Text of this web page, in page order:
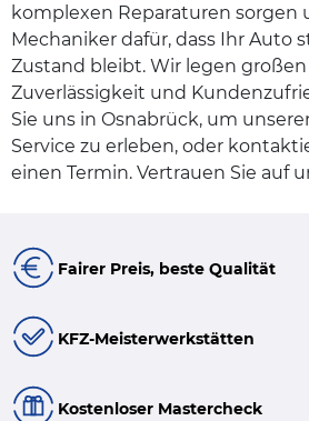
komplexen Reparaturen sorgen
Mechaniker dafür, dass Ihr Auto
Zustand bleibt. Wir legen
Zuverlässigkeit und
Sie uns in Osnabrück, um
Service zu erleben, oder
einen Termin. Vertrauen Sie auf
Fairer Preis, beste Qualität
KFZ-Meisterwerkstätten
Kostenloser Mastercheck